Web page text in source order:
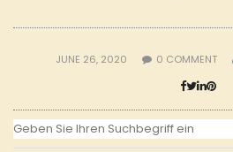
JUNE 26, 2020 0 COMMENT